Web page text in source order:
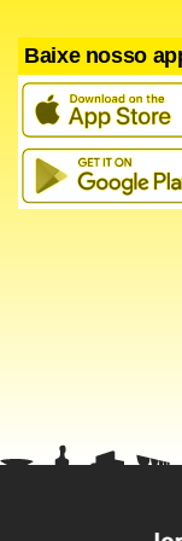
representantes do
placar desde o
um ponto de
O time verde e
oportunidades.
por 10/10, mas
Depois da
Baixe nosso